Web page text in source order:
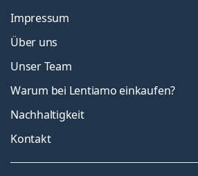
Impressum
Über uns
Unser Team
Warum bei Lentiamo einkaufen?
Nachhaltigkeit
Kontakt